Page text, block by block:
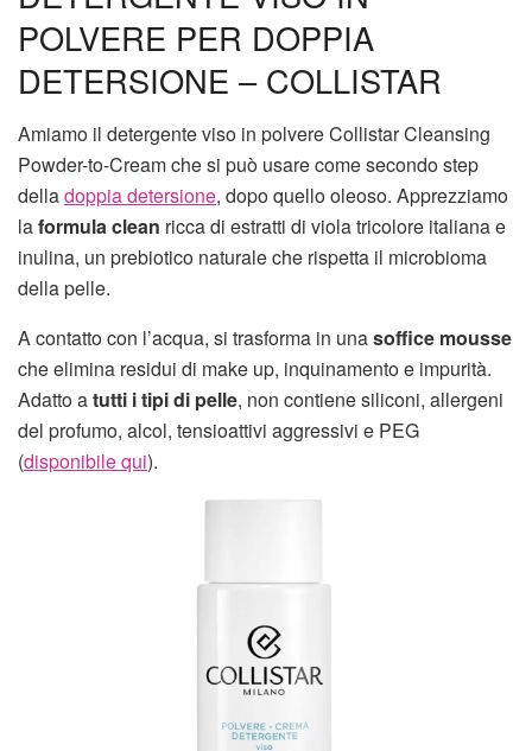
POLVERE PER DOPPIA
DETERSIONE – COLLISTAR
Amiamo il detergente viso in polvere Collistar Cleansing
Powder-to-Cream che si può usare come secondo step
delladoppia detersione, dopo quello oleoso. Apprezziamo
laformula clean ricca di estratti di viola tricolore italiana e
inulina, un prebiotico naturale che rispetta il microbioma
della pelle.
A contatto con l’acqua, si trasforma in unasoffice mousse
che elimina residui di make up, inquinamento e impurità.
Adatto atutti i tipi di pelle, non contiene siliconi, allergeni
del profumo, alcol, tensioattivi aggressivi e PEG
(disponibile qui).